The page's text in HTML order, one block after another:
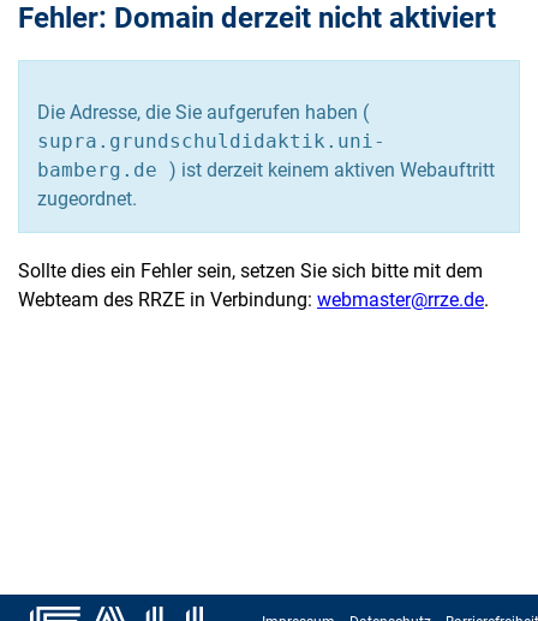
Fehler: Domain derzeit nicht aktiviert
Die Adresse, die Sie aufgerufen haben (
supra.grundschuldidaktik.uni-
bamberg.de ) ist derzeit keinem aktiven Webauftritt
zugeordnet.
Sollte dies ein Fehler sein, setzen Sie sich bitte mit dem
Webteam des RRZE in Verbindung: webmaster@rrze.de.